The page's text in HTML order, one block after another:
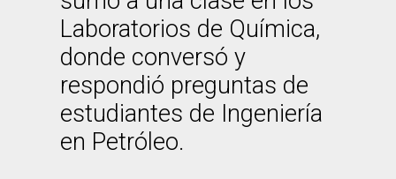
Laboratorios de Química,
donde conversó y
respondió preguntas de
estudiantes de Ingeniería
en Petróleo.